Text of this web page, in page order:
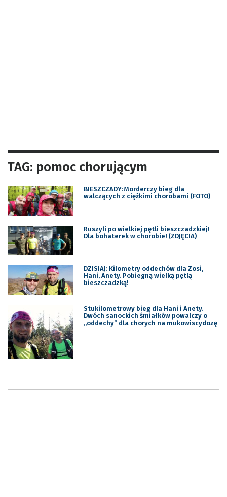
TAG: pomoc chorującym
BIESZCZADY: Morderczy bieg dla
walczących z ciężkimi chorobami (FOTO)
Ruszyli po wielkiej pętli bieszczadzkiej!
Dla bohaterek w chorobie! (ZDJĘCIA)
DZISIAJ: Kilometry oddechów dla Zosi,
Hani, Anety. Pobiegną wielką pętlą
bieszczadzką!
Stukilometrowy bieg dla Hani i Anety.
Dwóch sanockich śmiałków powalczy o
„oddechy” dla chorych na mukowiscydozę